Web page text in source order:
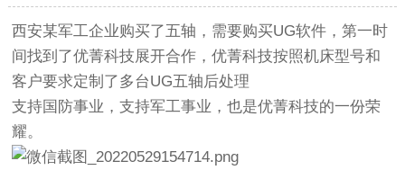
西安某军工企业购买了五轴，需要购买UG软件，第一时
间找到了优菁科技展开合作，优菁科技按照机床型号和
客户要求定制了多台UG五轴后处理
支持国防事业，支持军工事业，也是优菁科技的一份荣
耀。